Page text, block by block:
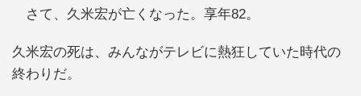
さて、久米宏が亡くなった。享年82。
久米宏の死は、みんながテレビに熱狂していた時代の
終わりだ。